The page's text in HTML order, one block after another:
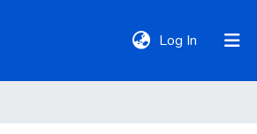
Log In (current)